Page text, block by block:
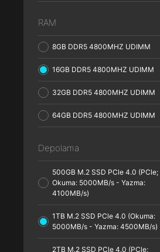
RAM
8GB DDR5 4800MHZ UDIMM
16GB DDR5 4800MHZ UDIMM
32GB DDR5 4800MHZ UDIMM
64GB DDR5 4800MHZ UDIMM
Depolama
500GB M.2 SSD PCle 4.0 (PCle;
Okuma: 5000MB/s - Yazma:
4100MB/s)
1TB M.2 SSD PCle 4.0 (Okuma:
5000MB/s - Yazma: 4500MB/s)
2TB M.2 SSD PCle 4.0 (PCle;